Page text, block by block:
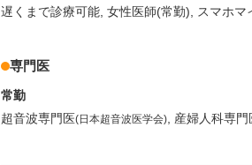
遅くまで診療可能 女性医師(常勤) スマホマ
専門医
常勤
超音波専門医(日本超音波医学会) 産婦人科専門